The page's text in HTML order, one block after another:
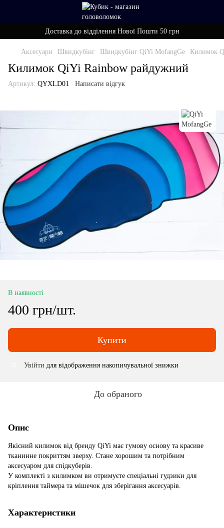
Доставка до відділення Нової Пошти 50 грн
Аксесуари Швидкубінг Швидкубінг QiYi MofangGe Килимок
Килимок QiYi Rainbow райдужний
Артикул: QYXLD01 Написати відгук
В наявності
400 грн/шт.
Купити
Увійти для відображення накопичувальної знижки
До обраного
Опис
Якісний килимок від бренду QiYi має гумову основу та красиве
тканинне покриттям зверху. Стане хорошим та потрібним
аксесуаром для спідкуберів.
У комплекті з килимком ви отримуєте спеціальні гудзики для
кріплення таймера та мішечок для зберігання аксесуарів.
Характеристики